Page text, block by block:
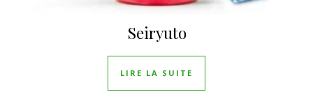
Seiryuto
LIRE LA SUITE